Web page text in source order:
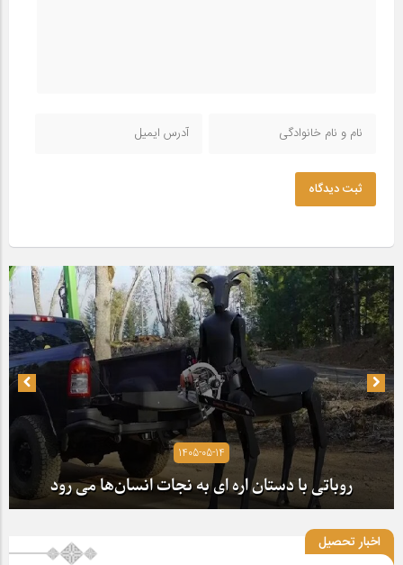
ثبت دیدگاه
1405-05-14
روباتی با دستان اره ای به نجات انسان‌ها می رود
اخبار تحصیل